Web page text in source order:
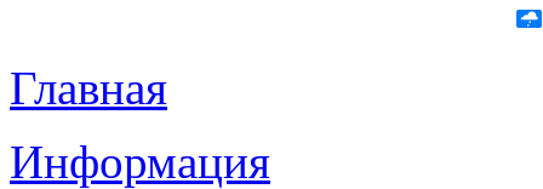
Главная
Информация